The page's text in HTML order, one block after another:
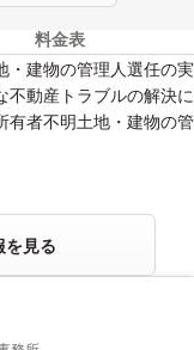
料金表
・建物の管理人選任の実
不動産トラブルの解決に
有者不明土地・建物の管
を見る